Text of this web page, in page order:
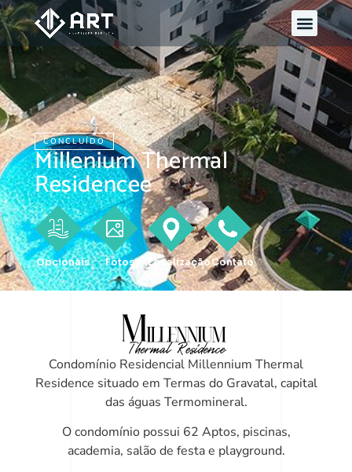
CONCLUÍDO
Millenium Thermal
Residencee
Opcionais Fotos LocalizaçãoContato
Condomínio Residencial Millennium Thermal
Residence situado em Termas do Gravatal, capital
das águas Termomineral.
O condomínio possui 62 Aptos, piscinas,
academia, salão de festa e playground.